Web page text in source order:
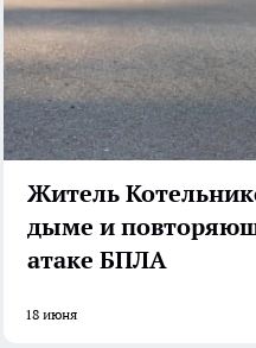
Житель
дыме и
атаке БПЛА
18 июня